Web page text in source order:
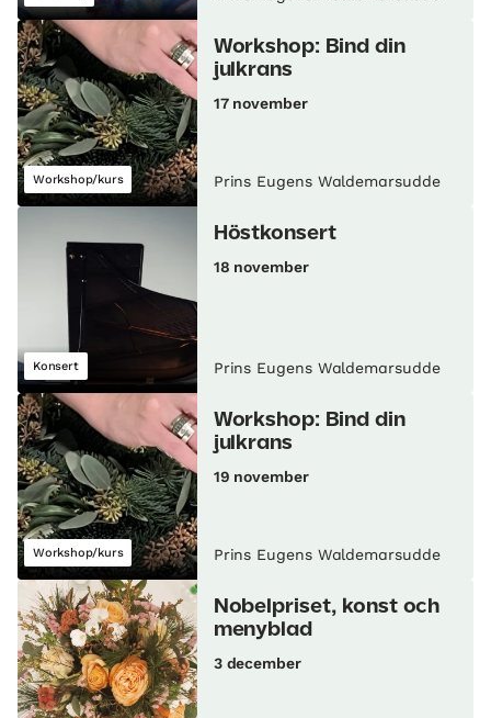
Workshop/kurs
Workshop: Bind din
julkrans
17 november
Prins Eugens Waldemarsudde
Konsert
Höstkonsert
18 november
Prins Eugens Waldemarsudde
Workshop/kurs
Workshop: Bind din
julkrans
19 november
Prins Eugens Waldemarsudde
Nobelpriset, konst och
menyblad
3 december